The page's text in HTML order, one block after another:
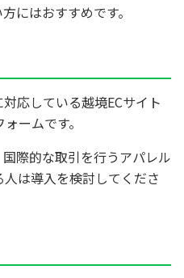
にはおすすめです。
応している越境ECサイト
ームです。
際的な取引を行うアパレル
は導入を検討してくださ